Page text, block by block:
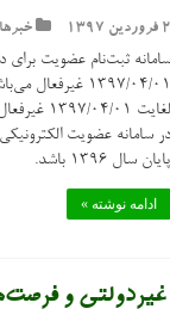
خبرها
لغایت
در سامانه عضویت
پایان سال ۱۳۹۶ باشد.
ادامه نوشته »
و